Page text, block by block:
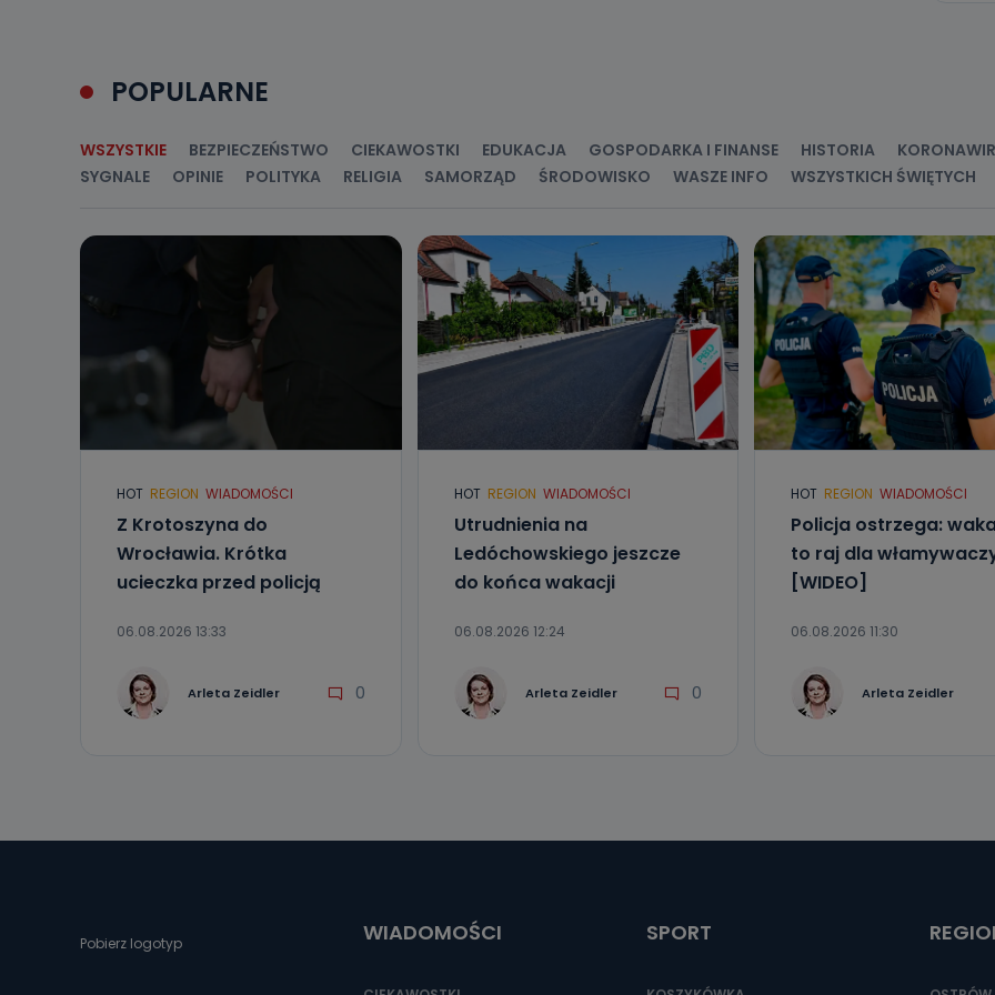
Jak skontaktować się z inspektorem danych osobowych?
Można to zrobić pod numerem telefonu 62 735-51-05 lub e-mailowo pod adresem:
POPULARNE
WSZYSTKIE BEZPIECZEŃSTWO CIEKAWOSTKI EDUKACJA GOSPODARKA I FINANSE HISTORIA
SYGNALE
OPINIE POLITYKA RELIGIA SAMORZĄD ŚRODOWISKO WASZE INFO WSZYSTKICH ŚWIĘTYCH
HOT REGION WIADOMOŚCI
Z Krotoszyna do
Wrocławia. Krótka
ucieczka przed policją
06.08.2026 13:33
Arleta Zeidler 0
HOT REGION WIADOMOŚCI
Utrudnienia na
Ledóchowskiego jeszcze
do końca wakacji
06.08.2026 12:24
Arleta Zeidler 0
HOT REGION WIADOMOŚCI
Policja ostrzega:
to raj dla
[WIDEO]
06.08.2026 11:30
Arleta Zeidler
Pobierz logotyp WIADOMOŚCI SPORT